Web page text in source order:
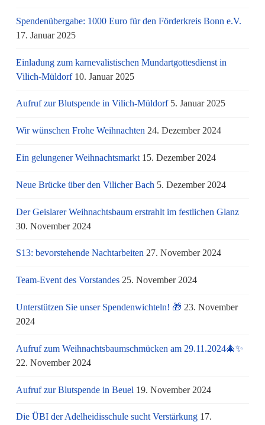
Spendenübergabe: 1000 Euro für den Förderkreis Bonn e.V.
17. Januar 2025
Einladung zum karnevalistischen Mundartgottesdienst in
Vilich-Müldorf 10. Januar 2025
Aufruf zur Blutspende in Vilich-Müldorf 5. Januar 2025
Wir wünschen Frohe Weihnachten 24. Dezember 2024
Ein gelungener Weihnachtsmarkt 15. Dezember 2024
Neue Brücke über den Vilicher Bach 5. Dezember 2024
Der Geislarer Weihnachtsbaum erstrahlt im festlichen Glanz
30. November 2024
S13: bevorstehende Nachtarbeiten 27. November 2024
Team-Event des Vorstandes 25. November 2024
Unterstützen Sie unser Spendenwichteln! 🎁 23. November
2024
Aufruf zum Weihnachtsbaumschmücken am 29.11.2024🎄✨
22. November 2024
Aufruf zur Blutspende in Beuel 19. November 2024
Die ÜBI der Adelheidisschule sucht Verstärkung 17.